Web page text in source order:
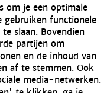
review
betrouwbaar?
1 uur
over Bitvavo
betrouwbaar?
betrouwbaar?
producten
om je een optimale
gebruiken functionele
slaan. Bovendien
partijen om
en de inhoud van
af te stemmen. Ook
media-netwerken.